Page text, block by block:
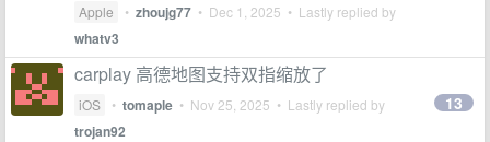
Apple • zhoujg77 • Dec 1, 2025 • Lastly replied by
whatv3
carplay 高德地图支持双指缩放了
iOS • tomaple • Nov 25, 2025 • Lastly replied by
trojan92
13